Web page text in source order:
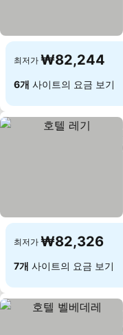
최저가 ₩82,244
6개 사이트의 요금 보기
최저가 ₩82,326
7개 사이트의 요금 보기